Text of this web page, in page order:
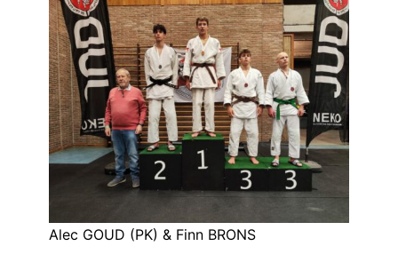
Alec GOUD (PK) & Finn BRONS